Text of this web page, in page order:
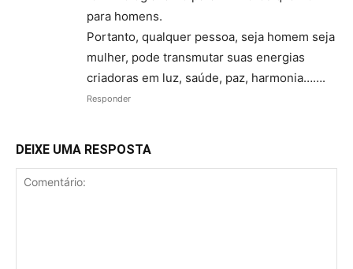
para homens.
Portanto, qualquer pessoa, seja homem seja
mulher, pode transmutar suas energias
criadoras em luz, saúde, paz, harmonia…….
Responder
DEIXE UMA RESPOSTA